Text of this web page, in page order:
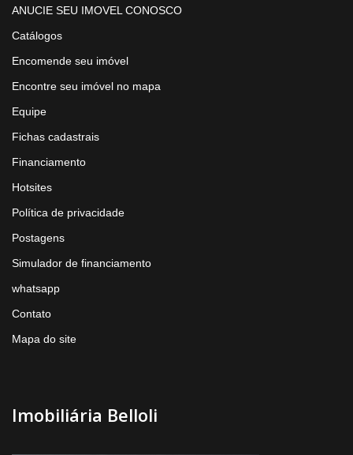
ANUCIE SEU IMOVEL CONOSCO
Catálogos
Encomende seu imóvel
Encontre seu imóvel no mapa
Equipe
Fichas cadastrais
Financiamento
Hotsites
Política de privacidade
Postagens
Simulador de financiamento
whatsapp
Contato
Mapa do site
Imobiliária Belloli